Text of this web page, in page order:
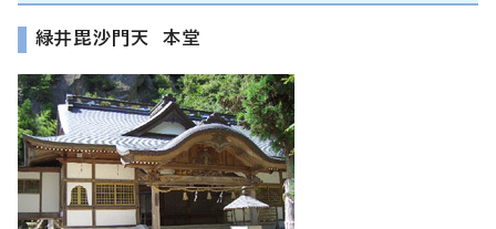
緑井毘沙門天 本堂